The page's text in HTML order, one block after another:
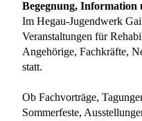
Begegnung, Information
Im Hegau-Jugendwerk
Veranstaltungen für
Angehörige, Fachkräfte,
statt.
Ob Fachvorträge,
Sommerfeste,